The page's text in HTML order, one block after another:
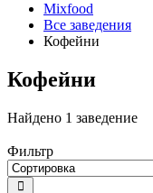
Mixfood
Все заведения
Кофейни
Кофейни
Найдено 1 заведение
Фильтр